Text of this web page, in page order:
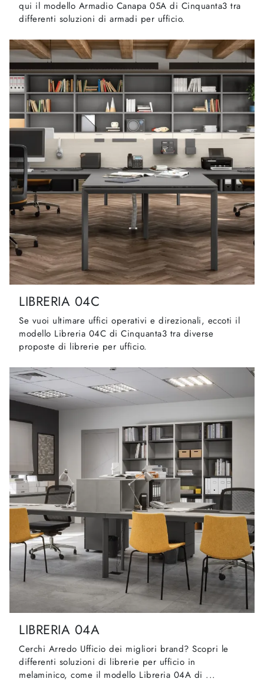
qui il modello Armadio Canapa 05A di Cinquanta3 tra
differenti soluzioni di armadi per ufficio.
LIBRERIA 04C
Se vuoi ultimare uffici operativi e direzionali, eccoti il
modello Libreria 04C di Cinquanta3 tra diverse
proposte di librerie per ufficio.
LIBRERIA 04A
Cerchi Arredo Ufficio dei migliori brand? Scopri le
differenti soluzioni di librerie per ufficio in
melaminico, come il modello Libreria 04A di ...